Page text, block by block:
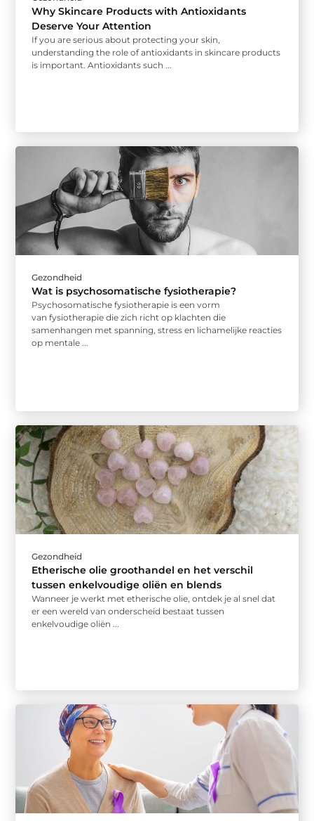
Why Skincare Products with Antioxidants
Deserve Your Attention
If you are serious about protecting your skin,
understanding the role of antioxidants in skincare products
is important. Antioxidants such ...
Gezondheid
Wat is psychosomatische fysiotherapie?
Psychosomatische fysiotherapie is een vorm
van fysiotherapie die zich richt op klachten die
samenhangen met spanning, stress en lichamelijke reacties
op mentale ...
Gezondheid
Etherische olie groothandel en het verschil
tussen enkelvoudige oliën en blends
Wanneer je werkt met etherische olie, ontdek je al snel dat
er een wereld van onderscheid bestaat tussen
enkelvoudige oliën ...